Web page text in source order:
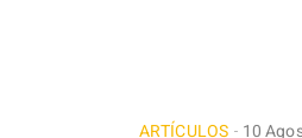
ARTÍCULOS 10